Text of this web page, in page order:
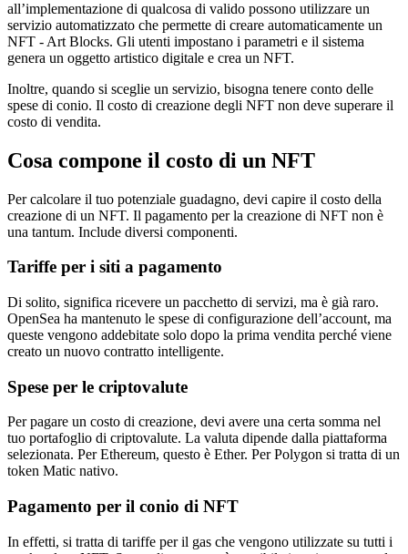
all’implementazione di qualcosa di valido possono utilizzare un
servizio automatizzato che permette di creare automaticamente un
NFT - Art Blocks. Gli utenti impostano i parametri e il sistema
genera un oggetto artistico digitale e crea un NFT.
Inoltre, quando si sceglie un servizio, bisogna tenere conto delle
spese di conio. Il costo di creazione degli NFT non deve superare il
costo di vendita.
Cosa compone il costo di un NFT
Per calcolare il tuo potenziale guadagno, devi capire il costo della
creazione di un NFT. Il pagamento per la creazione di NFT non è
una tantum. Include diversi componenti.
Tariffe per i siti a pagamento
Di solito, significa ricevere un pacchetto di servizi, ma è già raro.
OpenSea ha mantenuto le spese di configurazione dell’account, ma
queste vengono addebitate solo dopo la prima vendita perché viene
creato un nuovo contratto intelligente.
Spese per le criptovalute
Per pagare un costo di creazione, devi avere una certa somma nel
tuo portafoglio di criptovalute. La valuta dipende dalla piattaforma
selezionata. Per Ethereum, questo è Ether. Per Polygon si tratta di un
token Matic nativo.
Pagamento per il conio di NFT
In effetti, si tratta di tariffe per il gas che vengono utilizzate su tutti i